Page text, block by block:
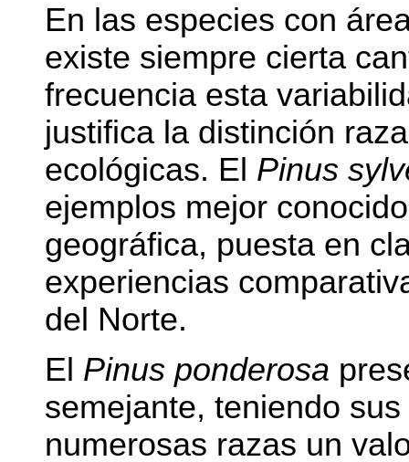
En las especies con
existe siempre cierta
frecuencia esta
justifica la distinción
ecológicas. El Pinus
ejemplos mejor
geográfica, puesta en
experiencias
del Norte.
El Pinus ponderosa
semejante, teniendo
numerosas razas un